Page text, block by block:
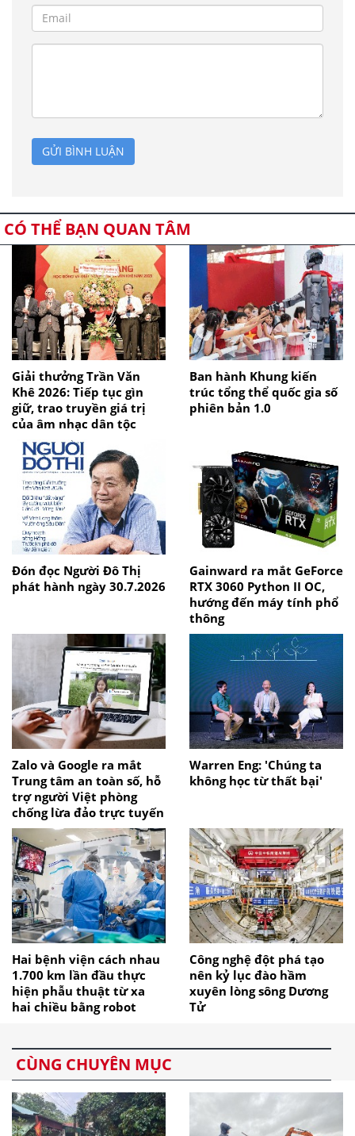
GỬI BÌNH LUẬN
CÓ THỂ BẠN QUAN TÂM
Giải thưởng Trần Văn
Khê 2026: Tiếp tục gìn
giữ, trao truyền giá trị
của âm nhạc dân tộc
Ban hành Khung kiến
trúc tổng thể quốc gia số
phiên bản 1.0
Đón đọc Người Đô Thị
phát hành ngày 30.7.2026
Gainward ra mắt GeForce
RTX 3060 Python II OC,
hướng đến máy tính phổ
thông
Zalo và Google ra mắt
Trung tâm an toàn số, hỗ
trợ người Việt phòng
chống lừa đảo trực tuyến
Warren Eng: 'Chúng ta
không học từ thất bại'
Hai bệnh viện cách nhau
1.700 km lần đầu thực
hiện phẫu thuật từ xa
hai chiều bằng robot
Công nghệ đột phá tạo
nên kỷ lục đào hầm
xuyên lòng sông Dương
Tử
CÙNG CHUYÊN MỤC